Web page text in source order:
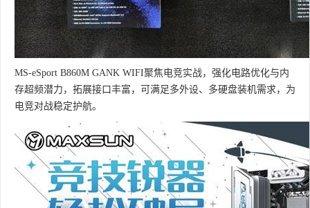
MS-eSport B860M GANK WIFI聚焦电竞实战，强化电路优化与内
存超频潜力，拓展接口丰富，可满足多外设、多硬盘装机需求，为
电竞对战稳定护航。